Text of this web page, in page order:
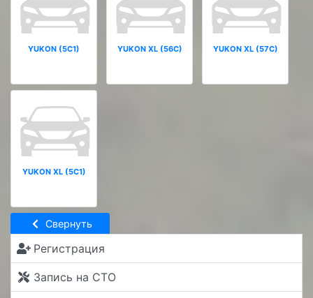
Свернуть
Регистрация
Запись на СТО
YUKON (5C1) YUKON XL (56C) YUKON XL (57C)
YUKON XL (5C1)